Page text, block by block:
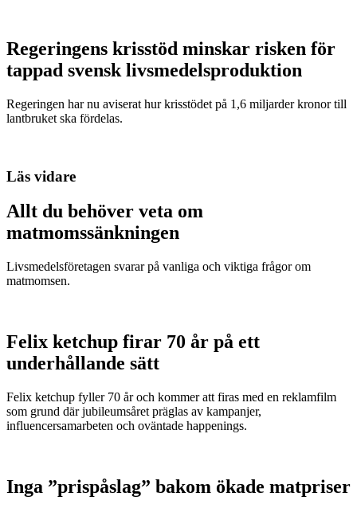
Regeringens krisstöd minskar risken för
tappad svensk livsmedelsproduktion
Regeringen har nu aviserat hur krisstödet på 1,6 miljarder kronor till
lantbruket ska fördelas.
Läs vidare
Allt du behöver veta om
matmomssänkningen
Livsmedelsföretagen svarar på vanliga och viktiga frågor om
matmomsen.
Felix ketchup firar 70 år på ett
underhållande sätt
Felix ketchup fyller 70 år och kommer att firas med en reklamfilm
som grund där jubileumsåret präglas av kampanjer,
influencersamarbeten och oväntade happenings.
Inga ”prispåslag” bakom ökade matpriser